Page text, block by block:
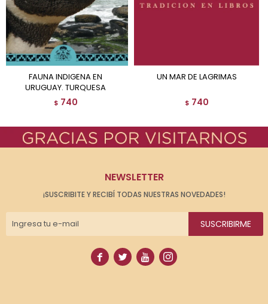
FAUNA INDIGENA EN
URUGUAY. TURQUESA
$ 740
UN MAR DE LAGRIMAS
$ 740
NEWSLETTER
¡SUSCRIBITE Y RECIBÍ TODAS NUESTRAS NOVEDADES!
SUSCRIBIRME
   